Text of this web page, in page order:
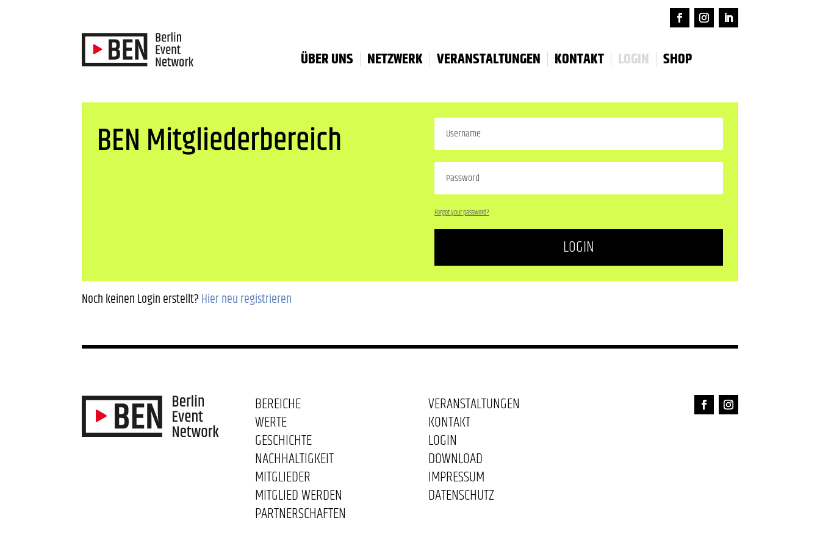
ÜBER UNS NETZWERK VERANSTALTUNGEN KONTAKT LOGIN SHOP
BEN Mitgliederbereich
Forgot your password?
LOGIN
Noch keinen Login erstellt?Hier neu registrieren
BEREICHE
WERTE
GESCHICHTE
NACHHALTIGKEIT
MITGLIEDER
MITGLIED WERDEN
PARTNERSCHAFTEN
VERANSTALTUNGEN
KONTAKT
LOGIN
DOWNLOAD
IMPRESSUM
DATENSCHUTZ